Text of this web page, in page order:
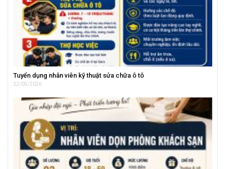
Tuyển dụng nhân viên kỹ thuật sửa chữa ô tô
22/05/2026